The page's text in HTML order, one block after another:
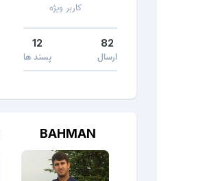
کاربر ویژه
82
ارسال
12
پسند ها
BAHMAN